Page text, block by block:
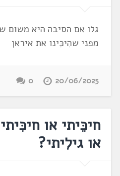
גלו אם הסיבה היא משום
מפני שהִיכִּינו את איראן
20/06/2025
0
חיכֵּיתי או
או גילִיתי?